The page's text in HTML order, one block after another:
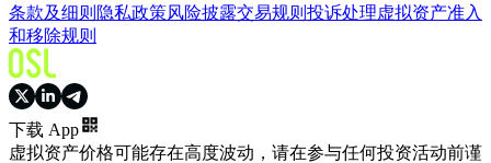
条款及细则 隐私政策风险披露交易规则 投诉处理虚拟资产准入
和移除规则
下载 App
虚拟资产价格可能存在高度波动，请在参与任何投资活动前谨